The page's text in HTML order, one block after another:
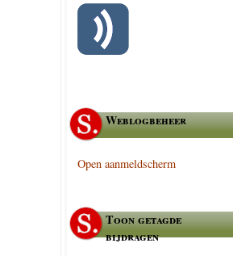
Weblogbeheer
Open aanmeldscherm
Toon getagde
bijdragen